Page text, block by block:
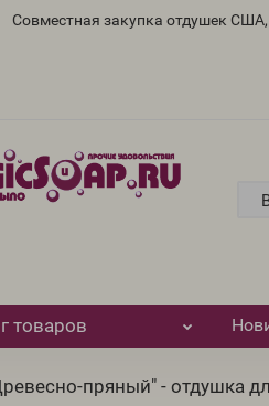
Совместная закупка отдушек
товаров
пряный" - отдушка